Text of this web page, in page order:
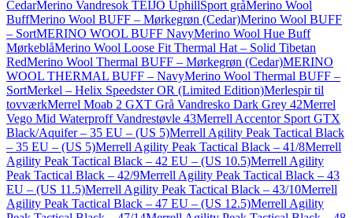
CedarMerino Vandresok TEIJO UphillSport gråMerino Wool
BuffMerino Wool BUFF – Mørkegrøn (Cedar)Merino Wool BUFF
– SortMERINO WOOL BUFF NavyMerino Wool Hue Buff
MørkeblåMerino Wool Loose Fit Thermal Hat – Solid Tibetan
RedMerino Wool Thermal BUFF – Mørkegrøn (Cedar)MERINO
WOOL THERMAL BUFF – NavyMerino Wool Thermal BUFF –
SortMerkel – Helix Speedster OR (Limited Edition)Merlespir til
tovværkMerrel Moab 2 GXT Grå Vandresko Dark Grey 42Merrel
Vego Mid Waterproff Vandrestøvle 43Merrell Accentor Sport GTX
Black/Aquifer – 35 EU – (US 5)Merrell Agility Peak Tactical Black
– 35 EU – (US 5)Merrell Agility Peak Tactical Black – 41/8Merrell
Agility Peak Tactical Black – 42 EU – (US 10.5)Merrell Agility
Peak Tactical Black – 42/9Merrell Agility Peak Tactical Black – 43
EU – (US 11.5)Merrell Agility Peak Tactical Black – 43/10Merrell
Agility Peak Tactical Black – 47 EU – (US 12.5)Merrell Agility